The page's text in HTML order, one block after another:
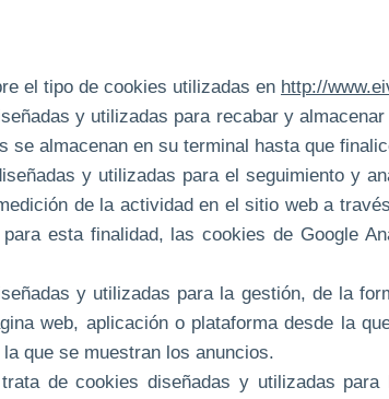
el tipo de cookies utilizadas en http://
y utilizadas para recabar y
se almacenan en su terminal hasta que
y utilizadas para el seguimiento y
de la actividad en el sitio web a
esta finalidad, las cookies de Google
y utilizadas para la gestión, de la
web, aplicación o plataforma desde la
que se muestran los anuncios.
de cookies diseñadas y utilizadas